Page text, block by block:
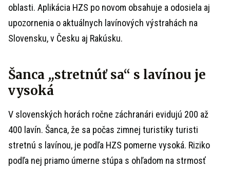
oblasti. Aplikácia HZS po novom obsahuje a odosiela aj
upozornenia o aktuálnych lavínových výstrahách na
Slovensku, v Česku aj Rakúsku.
Šanca „stretnúť sa“ s lavínou je
vysoká
V slovenských horách ročne záchranári evidujú 200 až
400 lavín. Šanca, že sa počas zimnej turistiky turisti
stretnú s lavínou, je podľa HZS pomerne vysoká. Riziko
podľa nej priamo úmerne stúpa s ohľadom na strmosť